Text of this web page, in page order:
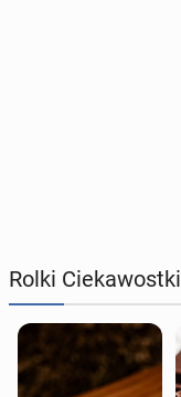
Rolki Ciekawostki